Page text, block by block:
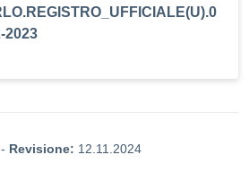
2023
- Revisione: 12.11.2024